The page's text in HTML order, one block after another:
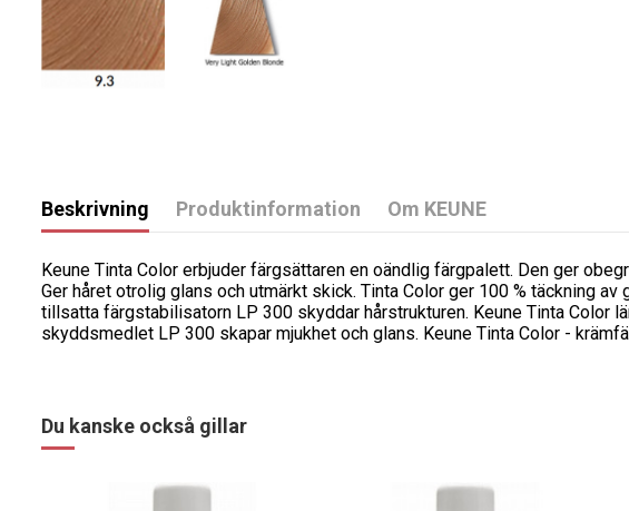
Beskrivning Produktinformation Om KEUNE
Keune Tinta Color erbjuder färgsättaren en oändlig färgpalett. Den ger
Ger håret otrolig glans och utmärkt skick. Tinta Color ger 100 % täckning
tillsatta färgstabilisatorn LP 300 skyddar hårstrukturen. Keune Tinta Color
skyddsmedlet LP 300 skapar mjukhet och glans. Keune Tinta Color -
Du kanske också gillar